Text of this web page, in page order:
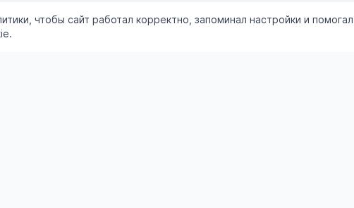
чтобы сайт работал корректно, запоминал настройки и